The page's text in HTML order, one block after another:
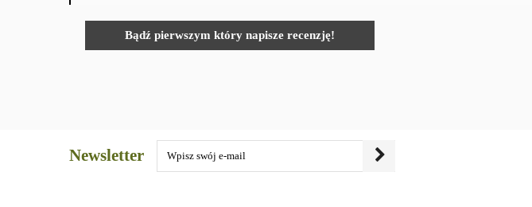
Bądź pierwszym który napisze recenzję!
Newsletter